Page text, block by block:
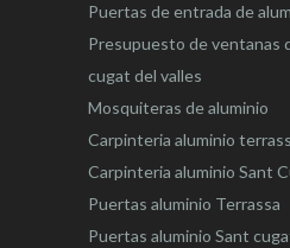
Puertas de entrada de
Presupuesto de ventanas
cugat del valles
Mosquiteras de aluminio
Carpinteria aluminio
Carpinteria aluminio Sant
Puertas aluminio Terrassa
Puertas aluminio Sant